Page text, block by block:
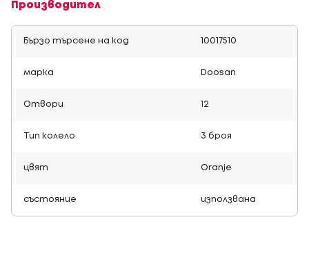
Производител
Бързо търсене на код 10017510
марка Doosan
Отвори 12
Тип колело 3 броя
цвят Oranje
състояние използвана